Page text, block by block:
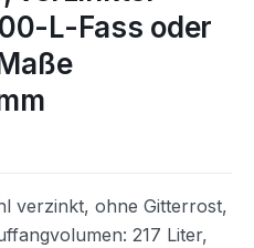
L-Fass oder
verzinkt, ohne Gitterrost,
217 Liter,